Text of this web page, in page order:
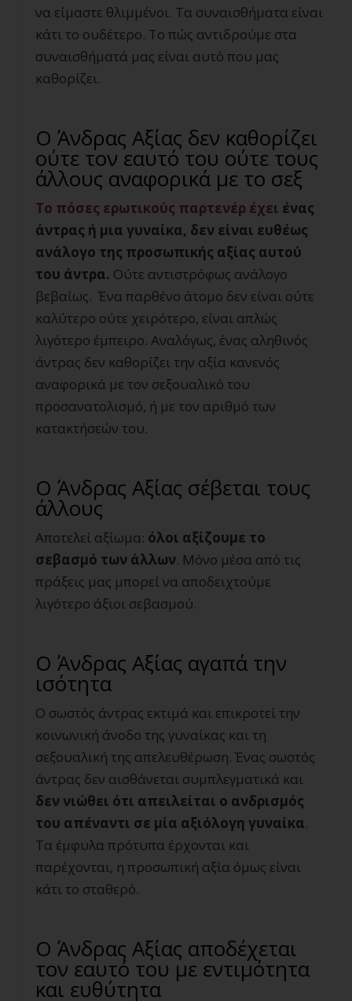
να είμαστε θλιμμένοι. Τα συναισθήματα είναι
κάτι το ουδέτερο. Το πώς αντιδρούμε στα
συναισθήματά μας είναι αυτό που μας
καθορίζει.
Ο Άνδρας Αξίας δεν καθορίζει
ούτε τον εαυτό του ούτε τους
άλλους αναφορικά με το σεξ
Το πόσες ερωτικούς παρτενέρ έχει ένας
άντρας ή μια γυναίκα, δεν είναι ευθέως
ανάλογο της προσωπικής αξίας αυτού
του άντρα. Ούτε αντιστρόφως ανάλογο
βεβαίως. Ένα παρθένο άτομο δεν είναι ούτε
καλύτερο ούτε χειρότερο, είναι απλώς
λιγότερο έμπειρο. Αναλόγως, ένας αληθινός
άντρας δεν καθορίζει την αξία κανενός
αναφορικά με τον σεξουαλικό του
προσανατολισμό, ή με τον αριθμό των
κατακτήσεών του.
Ο Άνδρας Αξίας σέβεται τους
άλλους
Αποτελεί αξίωμα: όλοι αξίζουμε το
σεβασμό των άλλων. Μόνο μέσα από τις
πράξεις μας μπορεί να αποδειχτούμε
λιγότερο άξιοι σεβασμού.
Ο Άνδρας Αξίας αγαπά την
ισότητα
Ο σωστός άντρας εκτιμά και επικροτεί την
κοινωνική άνοδο της γυναίκας και τη
σεξουαλική της απελευθέρωση. Ένας σωστός
άντρας δεν αισθάνεται συμπλεγματικά και
δεν νιώθει ότι απειλείται ο ανδρισμός
του απέναντι σε μία αξιόλογη γυναίκα.
Τα έμφυλα πρότυπα έρχονται και
παρέχονται, η προσωπική αξία όμως είναι
κάτι το σταθερό.
Ο Άνδρας Αξίας αποδέχεται
τον εαυτό του με εντιμότητα
και ευθύτητα